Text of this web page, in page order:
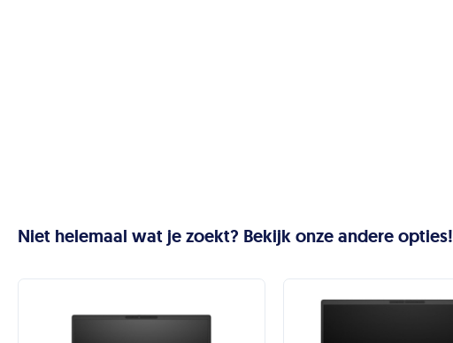
Niet helemaal wat je zoekt? Bekijk onze andere opties!